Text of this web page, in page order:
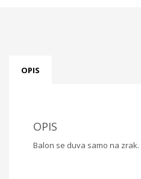
OPIS
OPIS
Balon se duva samo na zrak.